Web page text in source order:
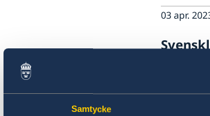
Samtycke
03 apr.